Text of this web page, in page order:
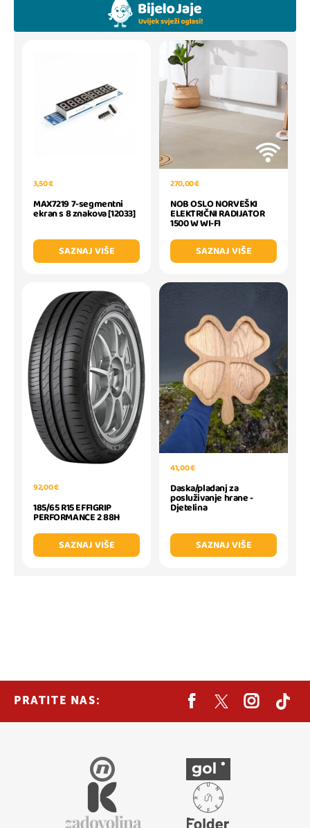
3,50 €
MAX7219 7-segmentni
ekran s 8 znakova [12033]
SAZNAJ VIŠE
270,00 €
NOB OSLO NORVEŠKI
ELEKTRIČNI RADIJATOR
1500 W WI-FI
SAZNAJ VIŠE
92,00 €
185/65 R15 EFFIGRIP
PERFORMANCE 2 88H
SAZNAJ VIŠE
41,00 €
Daska/pladanj za
posluživanje hrane -
Djetelina
SAZNAJ VIŠE
PRATITE NAS: